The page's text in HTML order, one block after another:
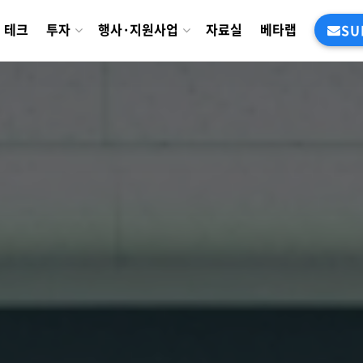
테크 투자 행사·지원사업 자료실 베타랩